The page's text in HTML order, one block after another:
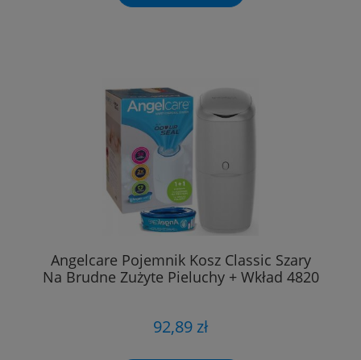
Angelcare Pojemnik Kosz Classic Szary
Na Brudne Zużyte Pieluchy + Wkład 4820
92,89 zł